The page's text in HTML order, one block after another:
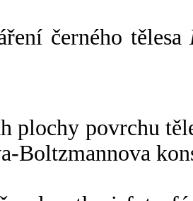
černého tělesa
plochy povrchu
Boltzmannova